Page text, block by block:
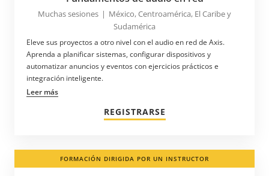
Hong Kong
India
Indonesia
Irlanda
Islas Vírgenes
Italia
Muchas sesiones | México, Centroamérica, El Caribe y
Sudamérica
Eleve sus proyectos a otro nivel con el audio en red de Axis.
Aprenda a planificar sistemas, configurar dispositivos y
automatizar anuncios y eventos con ejercicios prácticos e
integración inteligente.
Leer más
REGISTRARSE
FORMACIÓN DIRIGIDA POR UN INSTRUCTOR